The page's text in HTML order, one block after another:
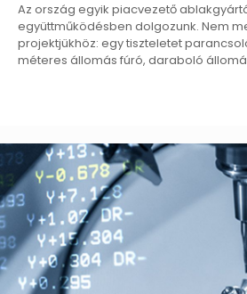
Az ország egyik piacvezető
együttműködésben dolgozunk. Nem
projektjükhöz: egy tiszteletet
méteres állomás fúró, daraboló